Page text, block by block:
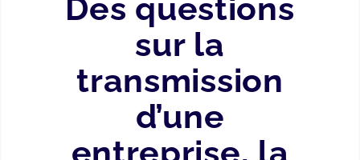
Des questions
sur la
transmission
d’une